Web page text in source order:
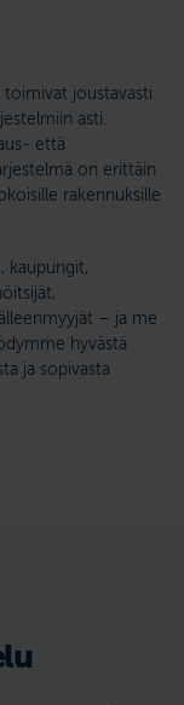
toimivat joustavasti
asti.
että
on erittäin
rakennuksille
kaupungit,
– ja me
hyvästä
ja sopivasta